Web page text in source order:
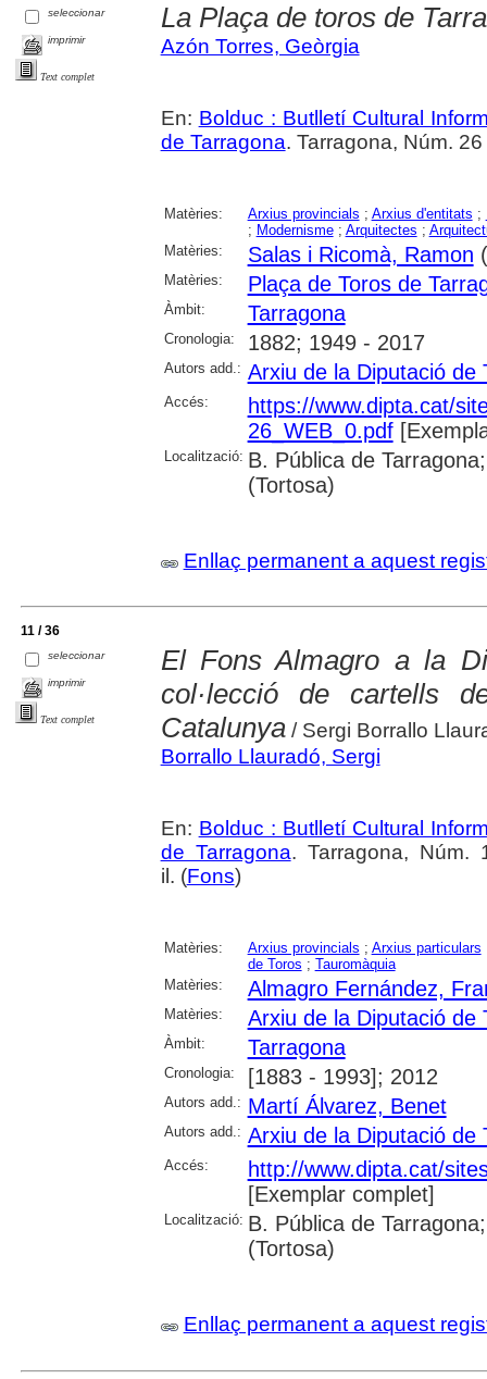
seleccionar
imprimir
Text complet
La Plaça de toros de
Azón Torres, Geòrgia
En: Bolduc : Butlletí Cultural
de Tarragona. Tarragona, Núm.
Matèries: Arxius provincials ; Arxius d'entitats ;
; Modernisme; Arquitectes ;
Matèries:
Salas i Ricomà, Ramon
Matèries: Plaça de Toros de
Àmbit: Tarragona
Cronologia: 1882; 1949 - 2017
Autors add.: Arxiu de la Diputació de
Accés:
https://www.dipta.cat/
26_WEB_0.pdf
Localització: B. Pública de
(Tortosa)
Enllaç permanent a aquest
11 / 36
seleccionar
imprimir
Text complet
El Fons Almagro a la
col·lecció de cartells
Catalunya/ Sergi Borrallo
Borrallo Llauradó, Sergi
En: Bolduc : Butlletí Cultural
de Tarragona. Tarragona, Núm.
il. (Fons)
Matèries: Arxius provincials ; Arxius particulars
de Toros ; Tauromàquia
Matèries:
Almagro Fernández,
Matèries: Arxiu de la Diputació de
Àmbit: Tarragona
Cronologia: [1883 - 1993]; 2012
Autors add.: Martí Álvarez, Benet
Autors add.: Arxiu de la Diputació de
Accés:
http://www.dipta.cat/
[Exemplar complet]
Localització: B. Pública de
(Tortosa)
Enllaç permanent a aquest